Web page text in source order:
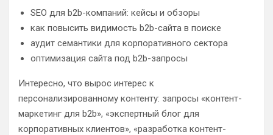
SEO для b2b-компаний: кейсы и обзоры
как повысить видимость b2b-сайта в поиске
аудит семантики для корпоративного сектора
оптимизация сайта под b2b-запросы
Интересно, что вырос интерес к
персонализированному контенту: запросы «контент-
маркетинг для b2b», «экспертный блог для
корпоративных клиентов», «разработка контент-